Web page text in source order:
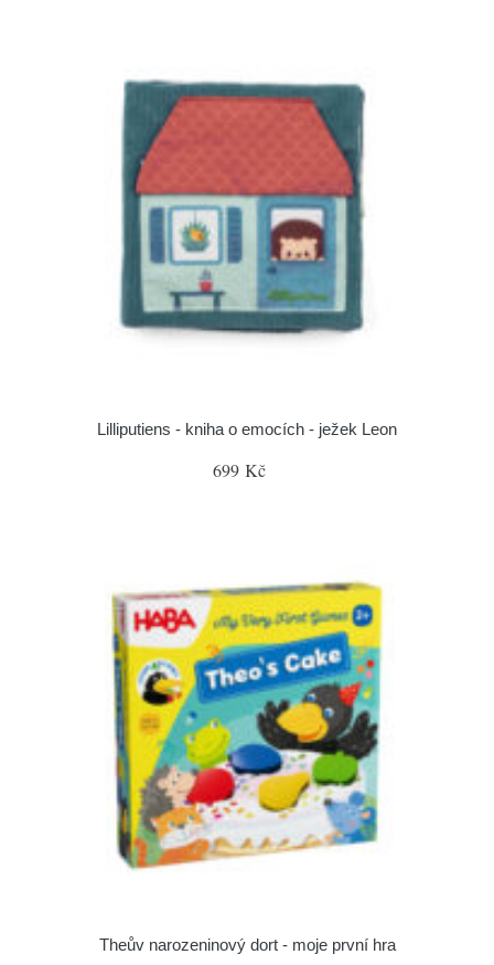
Lilliputiens - kniha o emocích - ježek Leon
699 Kč
Theův narozeninový dort - moje první hra